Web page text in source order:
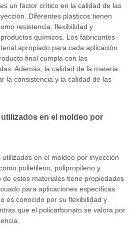
un factor crítico en la calidad de las
Diferentes plásticos tienen
resistencia, flexibilidad y
químicos. Los fabricantes
apropiado para cada aplicación
final cumpla con las
Además, la calidad de la materia
la consistencia y la calidad de las
en el moldeo por
en el moldeo por inyección
polietileno, polipropileno y
de estos materiales tiene propiedades
para aplicaciones específicas.
es conocido por su flexibilidad y
que el policarbonato se valora por